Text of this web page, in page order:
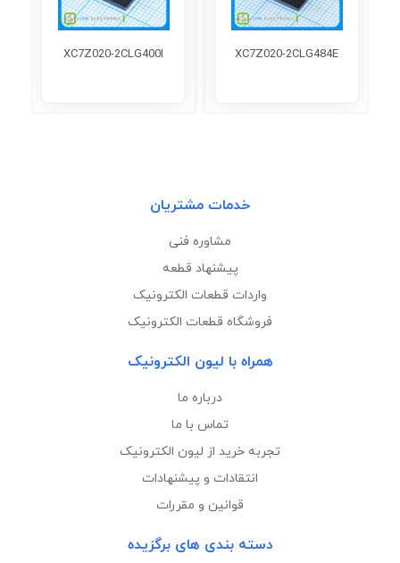
XC7Z020-2CLG484E
XC7Z020-2CLG400I
خدمات مشتریان
مشاوره فنی
پیشنهاد قطعه
واردات قطعات الکترونیک
فروشگاه قطعات الکترونیک
همراه با لیون الکترونیک
درباره ما
تماس با ما
تجربه خرید از لیون الکترونیک
انتقادات و پیشنهادات
قوانین و مقررات
دسته بندی های برگزیده